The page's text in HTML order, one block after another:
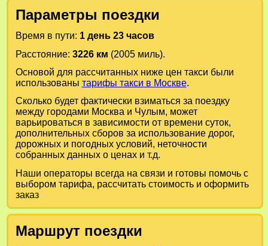
Параметры поездки
Время в пути: 1 день 23 часов
Расстояние: 3226 км (2005 миль).
Основой для рассчитанных ниже цен такси были
использованы тарифы такси в Москве.
Сколько будет фактически взиматься за поездку
между городами Москваи Чулым, может
варьироваться в зависимости от времени суток,
дополнительных сборов за использование дорог,
дорожных и погодных условий, неточности
собранных данных о ценах и т.д.
Наши операторы всегда на связи и готовы помочь с
выбором тарифа, рассчитать стоимость и оформить
заказ
Маршрут поездки